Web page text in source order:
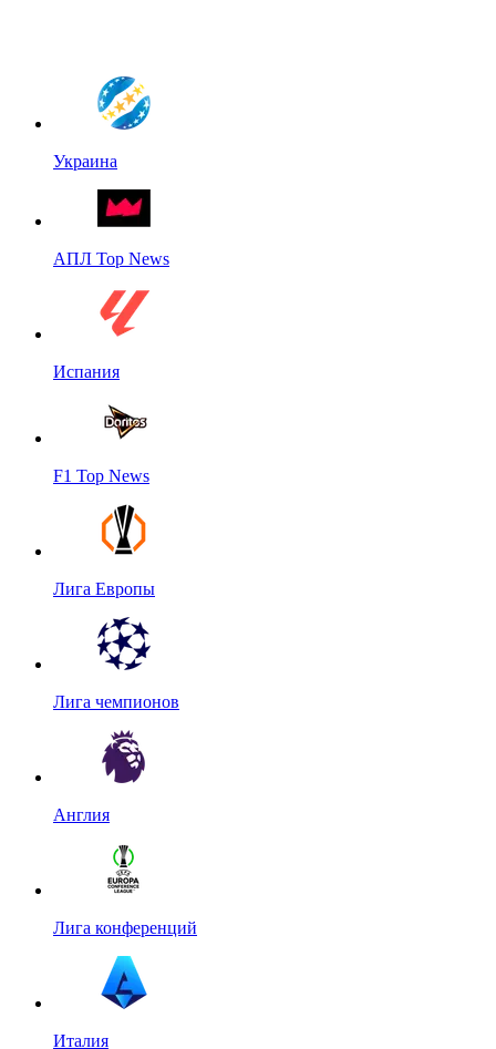
Украина
АПЛ Top News
Испания
F1 Top News
Лига Европы
Лига чемпионов
Англия
Лига конференций
Италия